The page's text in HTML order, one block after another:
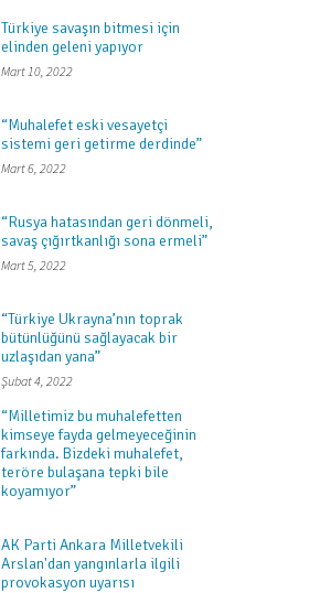
Türkiye savaşın bitmesi için
elinden geleni yapıyor
Mart 10, 2022
“Muhalefet eski vesayetçi
sistemi geri getirme derdinde”
Mart 6, 2022
“Rusya hatasından geri dönmeli,
savaş çığırtkanlığı sona ermeli”
Mart 5, 2022
“Türkiye Ukrayna’nın toprak
bütünlüğünü sağlayacak bir
uzlaşıdan yana”
Şubat 4, 2022
“Milletimiz bu muhalefetten
kimseye fayda gelmeyeceğinin
farkında. Bizdeki muhalefet,
teröre bulaşana tepki bile
koyamıyor”
AK Parti Ankara Milletvekili
Arslan'dan yangınlarla ilgili
provokasyon uyarısı